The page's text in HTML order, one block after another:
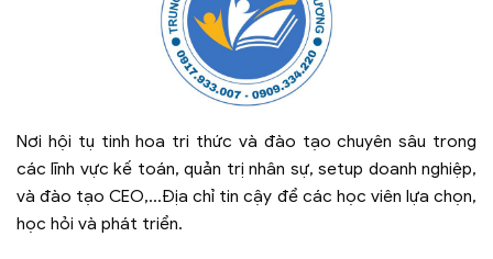
Nơi hội tụ tinh hoa tri thức và đào tạo chuyên sâu trong
các lĩnh vực kế toán, quản trị nhân sự, setup doanh nghiệp,
và đào tạo CEO,...Địa chỉ tin cậy để các học viên lựa chọn,
học hỏi và phát triển.